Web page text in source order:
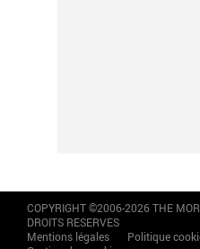
COPYRIGHT ©2006-2026 THE
DROITS RESERVES
Mentions légales
Politique